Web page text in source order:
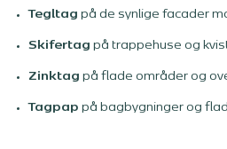
Tegltag på de synlige facader
Skifertag på trappehuse og
Zinktag på flade områder og
Tagpap på bagbygninger og